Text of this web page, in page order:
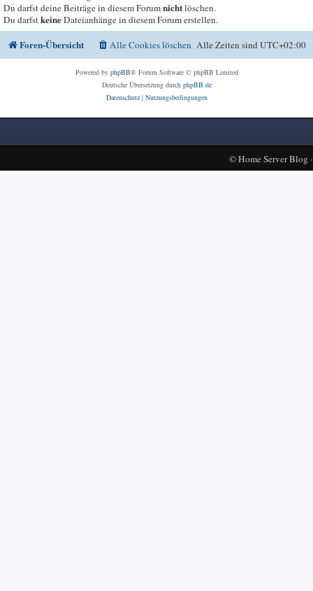
Du darfst deine Beiträge in diesem Forumnichtlöschen.
Du darfstkeineDateianhänge in diesem Forum erstellen.
Foren-Übersicht Alle Zeiten sindUTC+02:00
Alle Cookies löschen
Powered by phpBB® Forum Software © phpBB Limited
Deutsche Übersetzung durch phpBB.de
Datenschutz| Nutzungsbedingungen
©Home Server Blog